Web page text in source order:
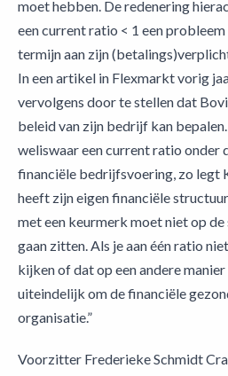
moet hebben. De redenering
een current ratio < 1 een
termijn aan zijn
In een artikel in Flexmarkt vorig
vervolgens door te stellen dat
beleid van zijn bedrijf kan
weliswaar een current ratio onder
financiële bedrijfsvoering, zo legt
heeft zijn eigen financiële
met een keurmerk moet niet op
gaan zitten. Als je aan één ratio
kijken of dat op een andere
uiteindelijk om de financiële
organisatie.”
Voorzitter Frederieke Schmidt